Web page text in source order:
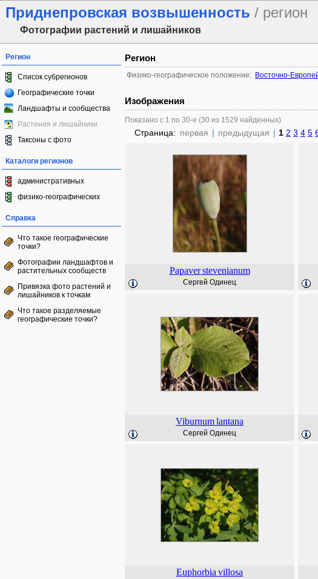
Приднепровская возвышенность / регион
Фотографии растений и лишайников
Регион
Список субрегионов
Географические точки
Ландшафты и сообщества
Растения и лишайники
Таксоны с фото
Каталоги регионов
административных
физико-географических
Справка
Что такое географические
точки?
Фотографии ландшафтов и
растительных сообществ
Привязка фото растений и
лишайников к точкам
Что такое разделяемые
географические точки?
Регион
Физико-географическое положение: Восточно-
Изображения
Показано с 1 по 30-е (30 из 1529 найденных)
Страница: первая | предыдущая | 1 2 3 4 5
Papaver stevenianum
Сергей Одинец
Viburnumlantana
Сергей Одинец
Euphorbia villosa